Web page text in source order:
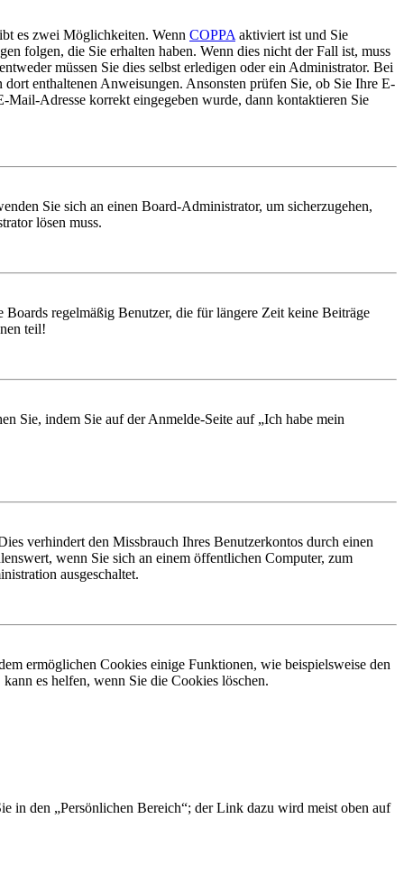
es zwei Möglichkeiten. Wenn COPPA aktiviert ist und Sie
folgen, die Sie erhalten haben. Wenn dies nicht der Fall ist, muss
müssen Sie dies selbst erledigen oder ein Administrator. Bei
enthaltenen Anweisungen. Ansonsten prüfen Sie, ob Sie Ihre E-
Adresse korrekt eingegeben wurde, dann kontaktieren Sie
Sie sich an einen Board-Administrator, um sicherzugehen,
lösen muss.
regelmäßig Benutzer, die für längere Zeit keine Beiträge
teil!
Sie, indem Sie auf der Anmelde-Seite auf „Ich habe mein
verhindert den Missbrauch Ihres Benutzerkontos durch einen
wenn Sie sich an einem öffentlichen Computer, zum
ausgeschaltet.
ermöglichen Cookies einige Funktionen, wie beispielsweise den
es helfen, wenn Sie die Cookies löschen.
in den „Persönlichen Bereich“; der Link dazu wird meist oben auf